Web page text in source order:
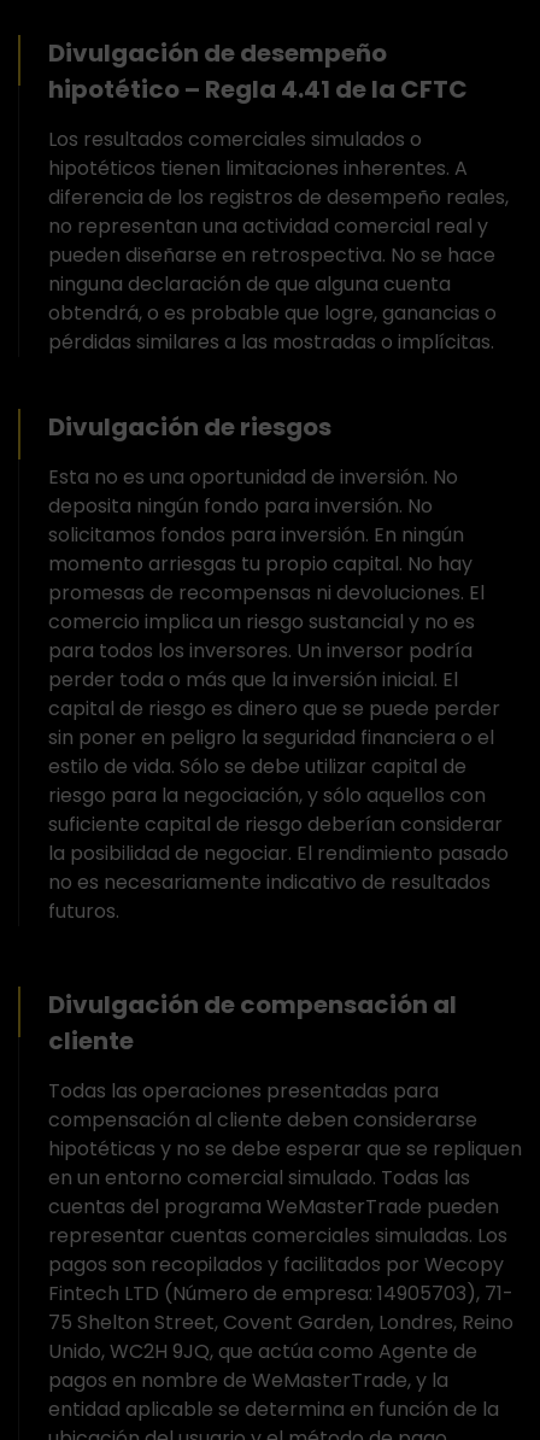
Divulgación de desempeño
hipotético – Regla 4.41 de la CFTC
Los resultados comerciales simulados o
hipotéticos tienen limitaciones inherentes. A
diferencia de los registros de desempeño reales,
no representan una actividad comercial real y
pueden diseñarse en retrospectiva. No se hace
ninguna declaración de que alguna cuenta
obtendrá, o es probable que logre, ganancias o
pérdidas similares a las mostradas o implícitas.
Divulgación de riesgos
Esta no es una oportunidad de inversión. No
deposita ningún fondo para inversión. No
solicitamos fondos para inversión. En ningún
momento arriesgas tu propio capital. No hay
promesas de recompensas ni devoluciones. El
comercio implica un riesgo sustancial y no es
para todos los inversores. Un inversor podría
perder toda o más que la inversión inicial. El
capital de riesgo es dinero que se puede perder
sin poner en peligro la seguridad financiera o el
estilo de vida. Sólo se debe utilizar capital de
riesgo para la negociación, y sólo aquellos con
suficiente capital de riesgo deberían considerar
la posibilidad de negociar. El rendimiento pasado
no es necesariamente indicativo de resultados
futuros.
Divulgación de compensación al
cliente
Todas las operaciones presentadas para
compensación al cliente deben considerarse
hipotéticas y no se debe esperar que se repliquen
en un entorno comercial simulado. Todas las
cuentas del programa WeMasterTrade pueden
representar cuentas comerciales simuladas. Los
pagos son recopilados y facilitados por Wecopy
Fintech LTD (Número de empresa: 14905703), 71-
75 Shelton Street, Covent Garden, Londres, Reino
Unido, WC2H 9JQ, que actúa como Agente de
pagos en nombre de WeMasterTrade, y la
entidad aplicable se determina en función de la